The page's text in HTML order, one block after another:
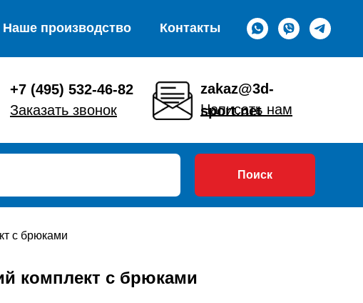
Наше производство Контакты
+7 (495) 532-46-82
Заказать звонок
zakaz@3d-
sport.net
Написать нам
Поиск
с брюками
комплект с брюками